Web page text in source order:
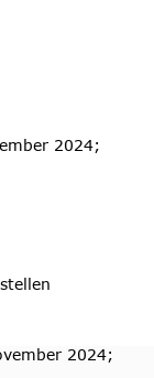
2024;
2024;